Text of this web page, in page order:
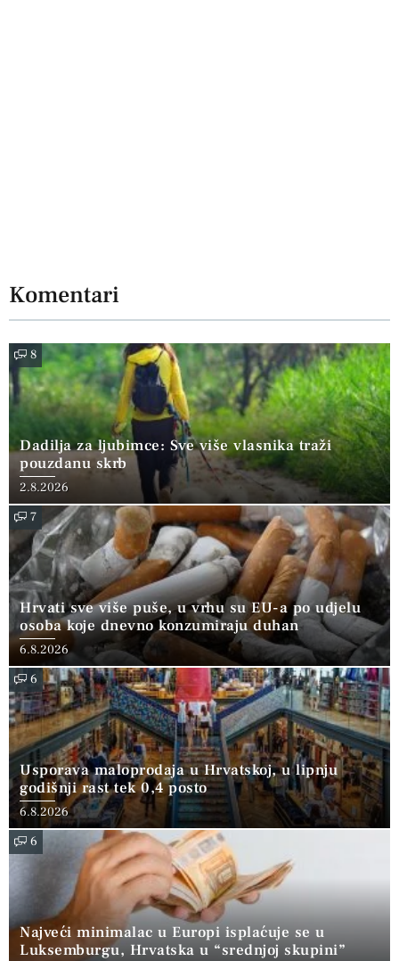
Komentari
8
Dadilja za ljubimce: Sve više vlasnika traži
pouzdanu skrb
2.8.2026
7
Hrvati sve više puše, u vrhu su EU-a po udjelu
osoba koje dnevno konzumiraju duhan
6.8.2026
6
Usporava maloprodaja u Hrvatskoj, u lipnju
godišnji rast tek 0,4 posto
6.8.2026
6
Najveći minimalac u Europi isplaćuje se u
Luksemburgu, Hrvatska u “srednjoj skupini”